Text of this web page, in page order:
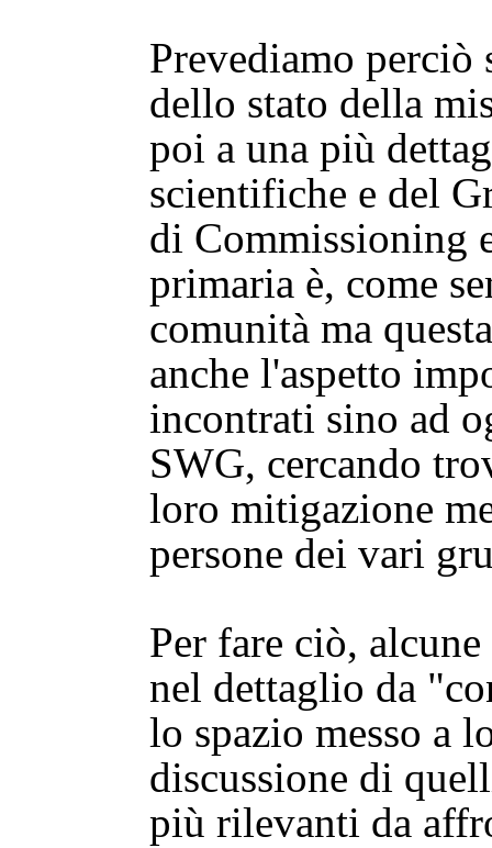
Prevediamo perciò
dello stato della
poi a una più
scientifiche e del
di Commissioning
primaria è, come
comunità ma
anche l'aspetto
incontrati sino ad
SWG, cercando
loro mitigazione
persone dei vari
Per fare ciò,
nel dettaglio da
lo spazio messo a
discussione di
più rilevanti da